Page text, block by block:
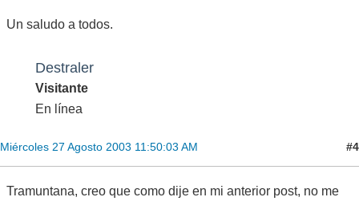
Un saludo a todos.
Destraler
Visitante
En línea
Miércoles 27 Agosto 2003 11:50:03 AM #4
Tramuntana, creo que como dije en mi anterior post, no me